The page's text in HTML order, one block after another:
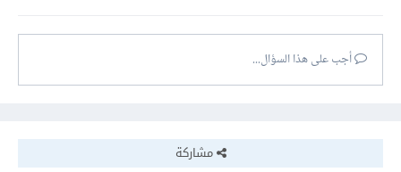
أجب على هذا السؤال...
مشاركة